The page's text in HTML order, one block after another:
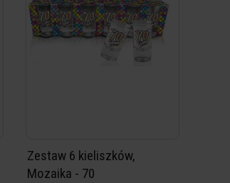
Zestaw 6 kieliszków,
Mozaika - 70